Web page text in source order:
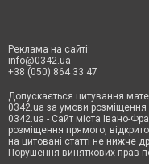
Реклама на сайті:
info@0342.ua
+38 (050) 864 33 47
Допускається цитування
0342.ua за умови розміщення
0342.ua - Сайт міста Івано-
розміщення прямого,
на цитовані статті не нижче
Порушення виняткових прав